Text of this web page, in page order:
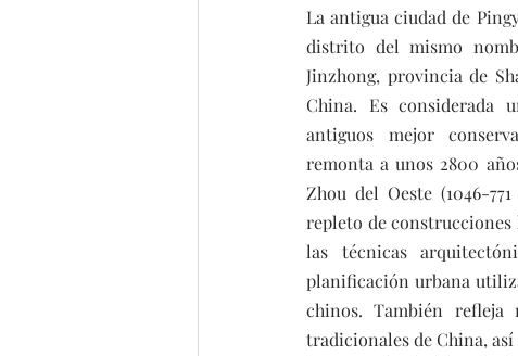
La antigua ciudad de
distrito del mismo
Jinzhong, provincia de
China. Es considerada
antiguos mejor
remonta a unos 2800
Zhou del Oeste (1046-
repleto de
las técnicas
planificación urbana
chinos. También refleja
tradicionales de China,